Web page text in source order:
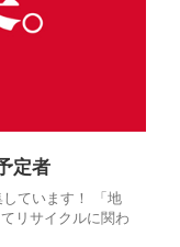
定者
ています！ 「地
リサイクルに関わ